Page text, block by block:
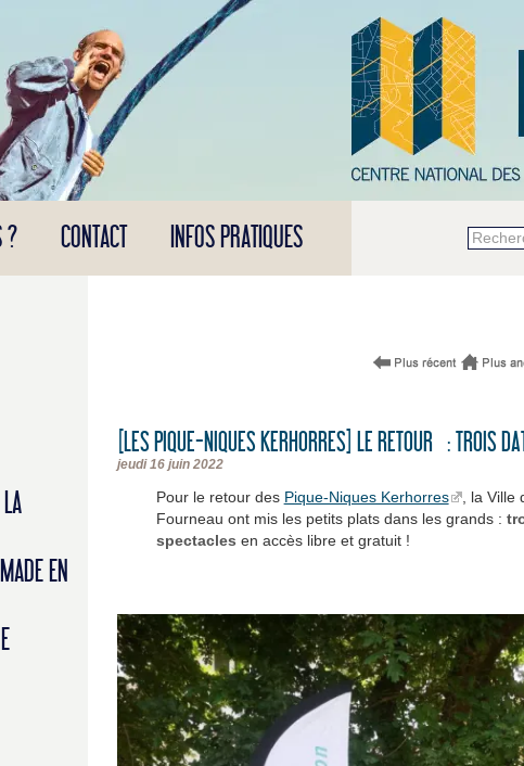
? CONTACT INFOS PRATIQUES
EN
[LES PIQUE-NIQUES KERHORRES] LE RETOUR : TROIS
jeudi 16 juin 2022
Pour le retour des Pique-Niques Kerhorres
, la Ville
Fourneau ont mis les petits plats dans les grands :
spectacles en accès libre et gratuit !